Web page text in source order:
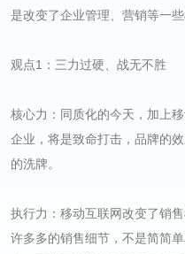
是改变了企业管理、营销等一
观点1：三力过硬、战无不胜
核心力：同质化的今天，加上
企业，将是致命打击，品牌的
的洗牌。
执行力：移动互联网改变了销
许多多的销售细节，不是简简